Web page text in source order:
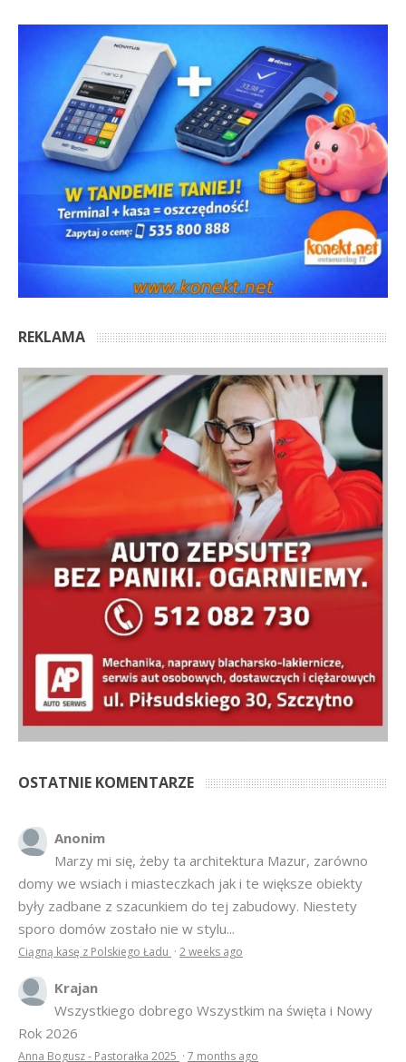
REKLAMA
OSTATNIE KOMENTARZE
Anonim
Marzy mi się, żeby ta architektura Mazur, zarówno
były zadbane z szacunkiem do tej zabudowy. Niestety
Krajan
Wszystkiego dobrego Wszystkim na święta i Nowy
Rok 2026
Anna Bogusz - Pastorałka 2025 ·7 months ago
hahahah
Bardziej tu pasuje inny cytat z Misia: Prawdziwe
pieniądze robi się na drogich, słomianych inwestycjach
Podpisali umowę na wieżę - Kurek Mazurski